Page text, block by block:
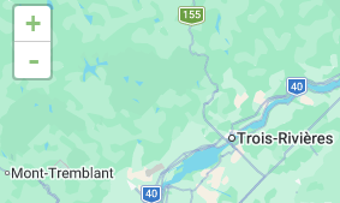
+
-